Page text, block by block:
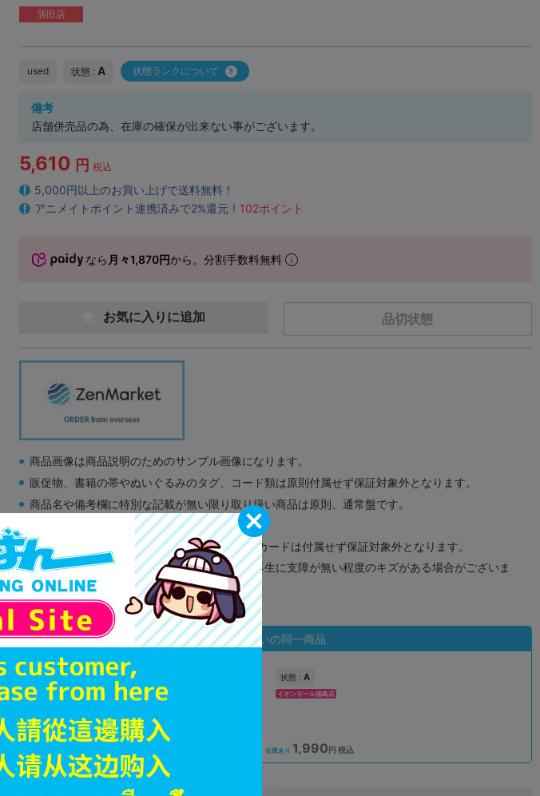
蒲田店
used 状態 : A 状態ランクについて
備考
店舗併売品の為、在庫の確保が出来ない事がございます。
5,610 円 税込
5,000円以上のお買い上げで送料無料！
アニメイトポイント連携済みで2%還元！ 102ポイント
なら 月々1,870円から。分割手数料無料
品切状態
お気に入りに追加
商品画像は商品説明のためのサンプル画像になります。
販促物、書籍の帯やぬいぐるみのタグ、コード類は原則付属せず保証対象外となります。
商品名や備考欄に特別な記載が無い限り取り扱い商品は原則、通常盤です。
「電池」は原則として保証対象外となります。
ゲーム機本体には、SDカードなどのメモリーカードは付属せず保証対象外となります。
ディスク類の読み取り面のキズに関しまして再生に支障が無い程度のキズがある場合がございま
す。
※詳細につきましてはコチラ
状態違いの同一商品
状態 :A
オンライン
在庫あり 1,990円 税込
状態 : A
イオンモール徳島店
在庫あり 1,990 円 税込